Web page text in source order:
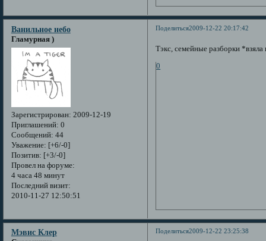
Поделиться2009-12-22 20:17:42
Ванильное небо
Гламурная )
Зарегистрирован: 2009-12-19
Приглашений: 0
Сообщений: 44
Уважение: [+6/-0]
Позитив: [+3/-0]
Провел на форуме:
4 часа 48 минут
Последний визит:
2010-11-27 12:50:51
Тэкс, семейные разборки
0
Поделиться2009-12-22 23:25:38
Мэвис Клер